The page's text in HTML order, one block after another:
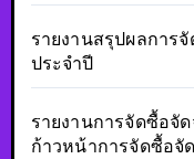
รายงานสรุปผลการ
ประจำปี
รายงานการจัดซื้อจั
ก้าวหน้าการจัดซื้อจั